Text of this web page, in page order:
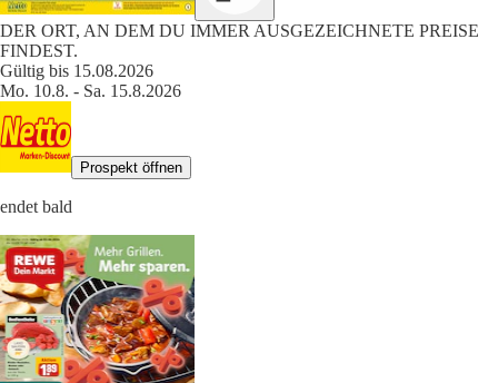
DER ORT, AN DEM DU IMMER AUSGEZEICHNETE PREISE
FINDEST.
Gültig bis 15.08.2026
Mo. 10.8. - Sa. 15.8.2026
Prospekt öffnen
endet bald